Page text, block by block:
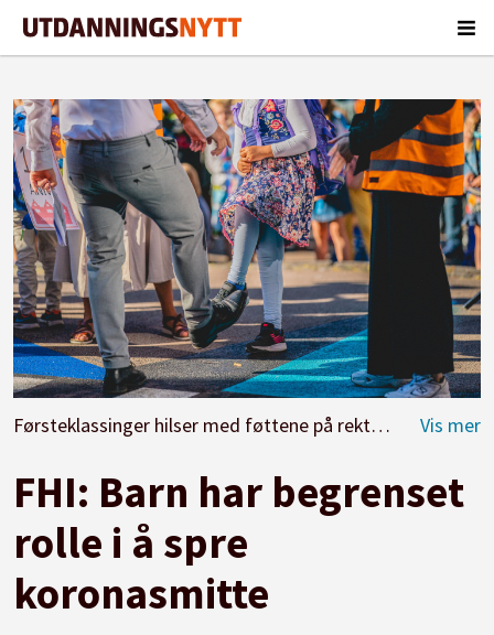
Førsteklassinger hilser med føttene på rektor Espen Patsis-Torgersen på Lakkegata skole i Oslo første skoledag.
FHI: Barn har begrenset
rolle i å spre
koronasmitte